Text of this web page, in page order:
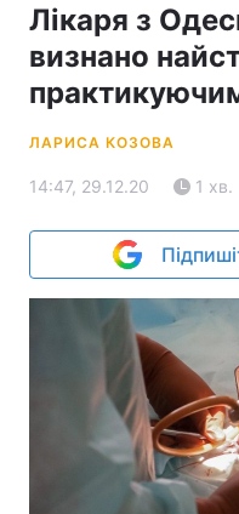
Лікаря з
визнано
ЛАРИСА КОЗОВА
14:47, 29.12.20 1 хв.